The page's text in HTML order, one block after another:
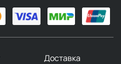
Доставка